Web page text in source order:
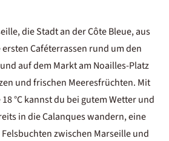
, die Stadt an der Côte Bleue, aus
Caféterrassen rund um den
auf dem Markt am Noailles-Platz
und frischen Meeresfrüchten. Mit
°C kannst du bei gutem Wetter und
in die Calanques wandern, eine
zwischen Marseille und